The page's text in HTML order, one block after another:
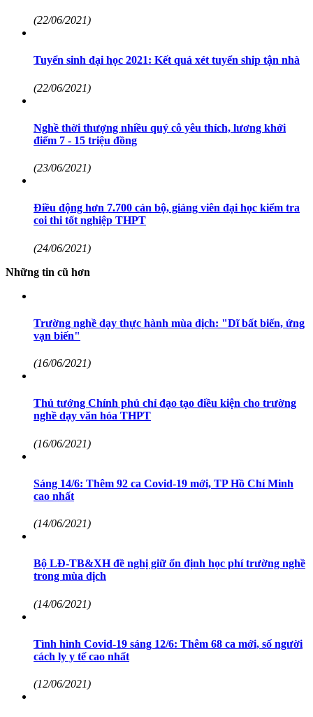
(22/06/2021)
Tuyển sinh đại học 2021: Kết quả xét tuyển ship tận nhà
(22/06/2021)
Nghề thời thượng nhiều quý cô yêu thích, lương khởi
điểm 7 - 15 triệu đồng
(23/06/2021)
Điều động hơn 7.700 cán bộ, giảng viên đại học kiểm tra
coi thi tốt nghiệp THPT
(24/06/2021)
Những tin cũ hơn
Trường nghề dạy thực hành mùa dịch: "Dĩ bất biến, ứng
vạn biến"
(16/06/2021)
Thủ tướng Chính phủ chỉ đạo tạo điều kiện cho trường
nghề dạy văn hóa THPT
(16/06/2021)
Sáng 14/6: Thêm 92 ca Covid-19 mới, TP Hồ Chí Minh
cao nhất
(14/06/2021)
Bộ LĐ-TB&XH đề nghị giữ ổn định học phí trường nghề
trong mùa dịch
(14/06/2021)
Tình hình Covid-19 sáng 12/6: Thêm 68 ca mới, số người
cách ly y tế cao nhất
(12/06/2021)